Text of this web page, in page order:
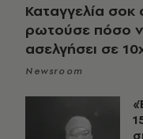
Καταγγελία σοκ
ρωτούσε πόσο
ασελγήσει σε
Newsroom